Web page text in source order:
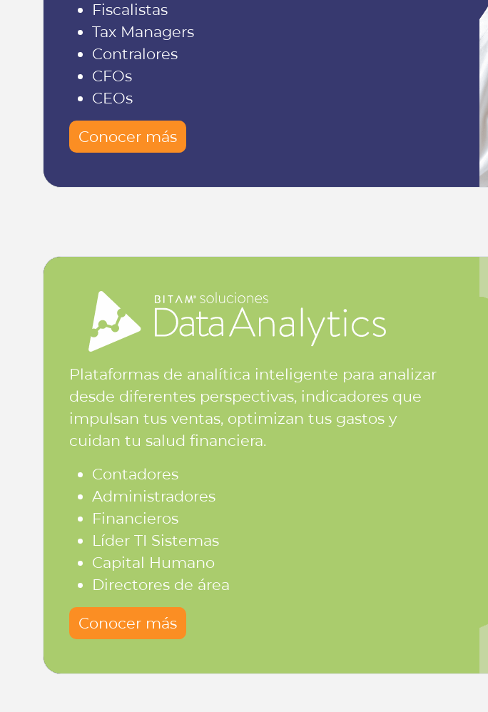
Fiscalistas
Tax Managers
Contralores
CFOs
CEOs
Conocer más
Plataformas de analítica inteligente para analizar
desde diferentes perspectivas, indicadores que
impulsan tus ventas, optimizan tus gastos y
cuidan tu salud financiera.
Contadores
Administradores
Financieros
Líder TI Sistemas
Capital Humano
Directores de área
Conocer más